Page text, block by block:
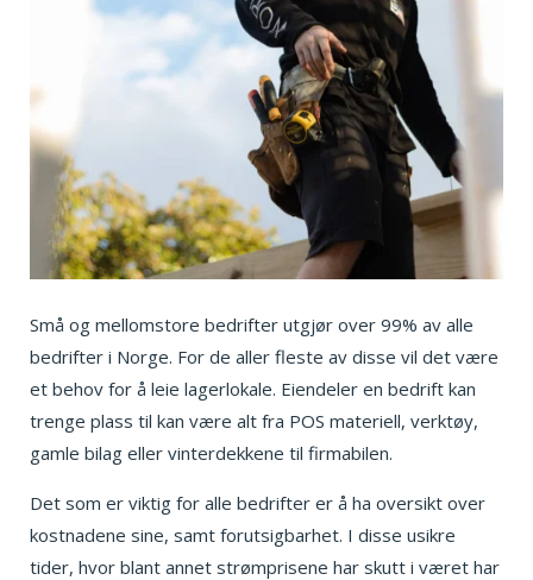
Små og mellomstore bedrifter utgjør over 99% av alle
bedrifter i Norge. For de aller fleste av disse vil det være
et behov for å leie lagerlokale. Eiendeler en bedrift kan
trenge plass til kan være alt fra POS materiell, verktøy,
gamle bilag eller vinterdekkene til firmabilen.
Det som er viktig for alle bedrifter er å ha oversikt over
kostnadene sine, samt forutsigbarhet. I disse usikre
tider, hvor blant annet strømprisene har skutt i været har